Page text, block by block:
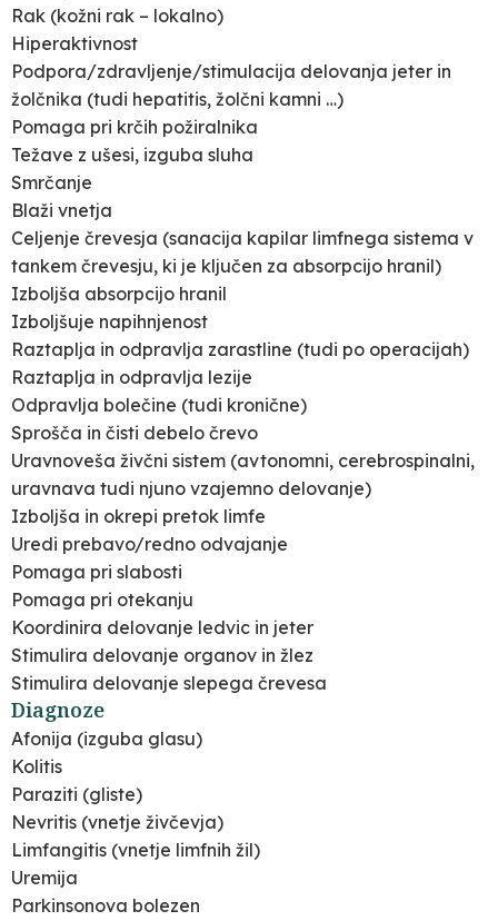
Rak (kožni rak – lokalno)
Hiperaktivnost
Podpora/zdravljenje/stimulacija delovanja jeter in
žolčnika (tudi hepatitis, žolčni kamni …)
Pomaga pri krčih požiralnika
Težave z ušesi, izguba sluha
Smrčanje
Blaži vnetja
Celjenje črevesja (sanacija kapilar limfnega sistema v
tankem črevesju, ki je ključen za absorpcijo hranil)
Izboljša absorpcijo hranil
Izboljšuje napihnjenost
Raztaplja in odpravlja zarastline (tudi po operacijah)
Raztaplja in odpravlja lezije
Odpravlja bolečine (tudi kronične)
Sprošča in čisti debelo črevo
Uravnoveša živčni sistem (avtonomni, cerebrospinalni,
uravnava tudi njuno vzajemno delovanje)
Izboljša in okrepi pretok limfe
Uredi prebavo/redno odvajanje
Pomaga pri slabosti
Pomaga pri otekanju
Koordinira delovanje ledvic in jeter
Stimulira delovanje organov in žlez
Stimulira delovanje slepega črevesa
Diagnoze
Afonija (izguba glasu)
Kolitis
Paraziti (gliste)
Nevritis (vnetje živčevja)
Limfangitis (vnetje limfnih žil)
Uremija
Parkinsonova bolezen